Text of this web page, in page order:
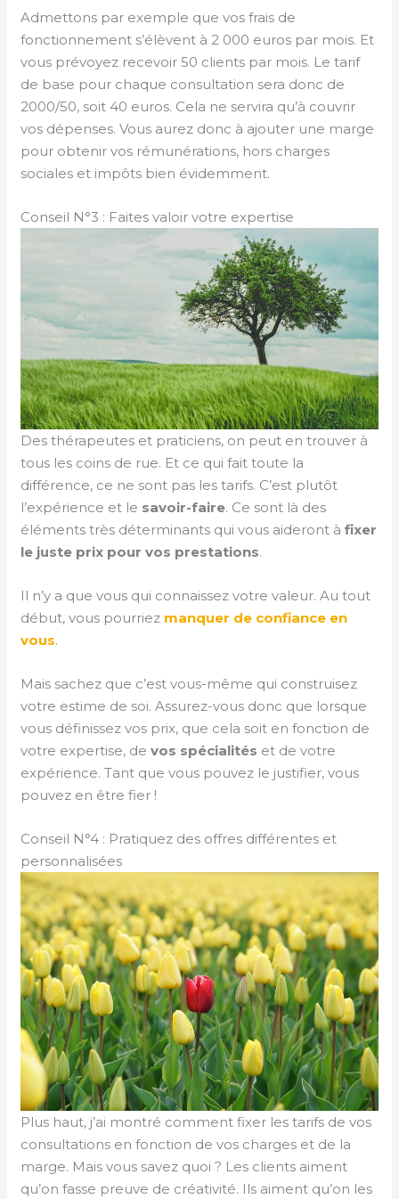
Admettons par exemple que vos frais de
fonctionnement s’élèvent à 2 000 euros par mois. Et
vous prévoyez recevoir 50 clients par mois. Le tarif
de base pour chaque consultation sera donc de
2000/50, soit 40 euros. Cela ne servira qu’à couvrir
vos dépenses. Vous aurez donc à ajouter une marge
pour obtenir vos rémunérations, hors charges
sociales et impôts bien évidemment.
Conseil N°3 : Faites valoir votre expertise
Des thérapeutes et praticiens, on peut en trouver à
tous les coins de rue. Et ce qui fait toute la
différence, ce ne sont pas les tarifs. C’est plutôt
l’expérience et le savoir-faire. Ce sont là des
éléments très déterminants qui vous aideront àfixer
le juste prix pour vos prestations.
Il n’y a que vous qui connaissez votre valeur. Au tout
début, vous pourriez manquer de confiance en
vous.
Mais sachez que c’est vous-même qui construisez
votre estime de soi. Assurez-vous donc que lorsque
vous définissez vos prix, que cela soit en fonction de
votre expertise, devos spécialités et de votre
expérience. Tant que vous pouvez le justifier, vous
pouvez en être fier !
Conseil N°4 : Pratiquez des offres différentes et
personnalisées
Plus haut, j’ai montré comment fixer les tarifs de vos
consultations en fonction de vos charges et de la
marge. Mais vous savez quoi ? Les clients aiment
qu’on fasse preuve de créativité. Ils aiment qu’on les